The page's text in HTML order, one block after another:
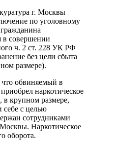
г. Москвы
по уголовному
в совершении
ч. 2 ст. 228 УК РФ
без цели сбыта
размере).
что обвиняемый в
наркотическое
в крупном размере,
себе с целью
сотрудниками
Наркотическое
оборота.